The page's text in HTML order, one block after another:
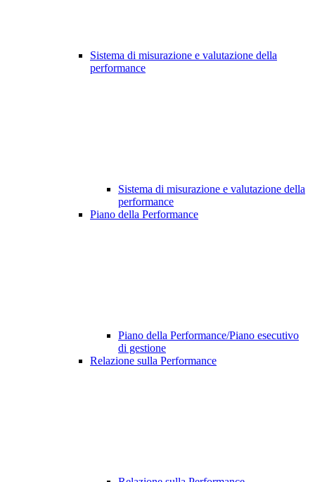
Sistema di misurazione e valutazione della
performance
Sistema di misurazione e valutazione della
performance
Piano della Performance
Piano della Performance/Piano esecutivo
di gestione
Relazione sulla Performance